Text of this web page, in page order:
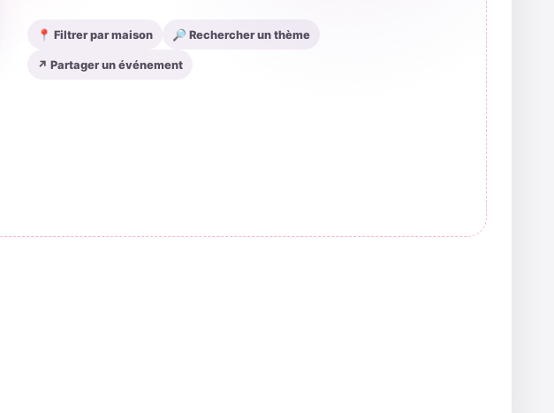
📍 Filtrer par maison 🔎 Rechercher un thème
↗ Partager un événement